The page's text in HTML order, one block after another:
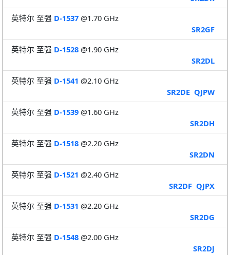
英特尔 至强 D-1537 @1.70 GHz
SR2GF
英特尔 至强 D-1528 @1.90 GHz
SR2DL
英特尔 至强 D-1541 @2.10 GHz
SR2DE QJPW
英特尔 至强 D-1539 @1.60 GHz
SR2DH
英特尔 至强 D-1518 @2.20 GHz
SR2DN
英特尔 至强 D-1521 @2.40 GHz
SR2DF QJPX
英特尔 至强 D-1531 @2.20 GHz
SR2DG
英特尔 至强 D-1548 @2.00 GHz
SR2DJ